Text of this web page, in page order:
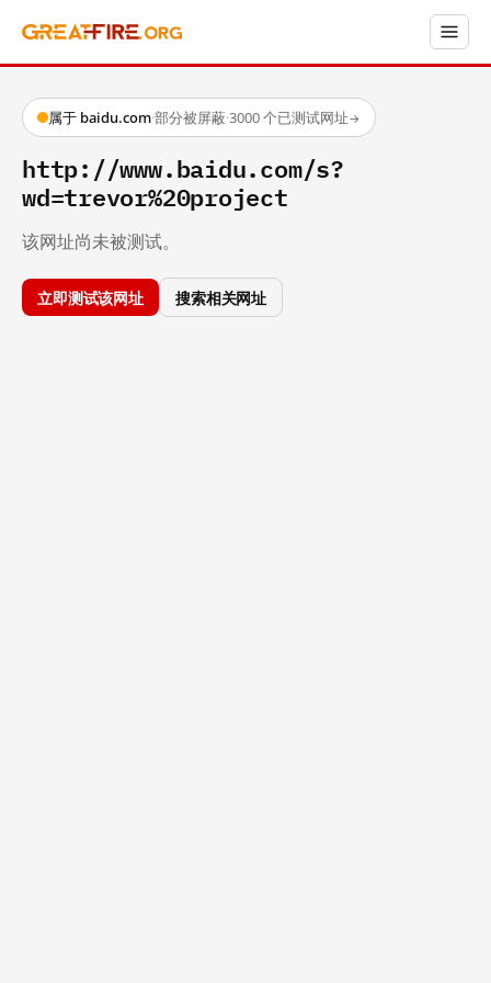
属于 baidu.com·部分被屏蔽·3000 个已测试网址→
http://www.baidu.com/s?
wd=trevor%20project
该网址尚未被测试。
立即测试该网址 搜索相关网址